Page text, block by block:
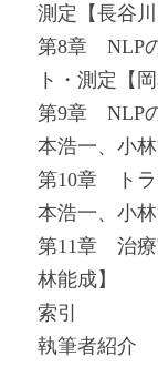
測定【長谷
第8章 NLP
ト・測定【
第9章 NLP
本浩一、小林
第10章 トラ
本浩一、小林
第11章 治療
林能成】
索引
執筆者紹介